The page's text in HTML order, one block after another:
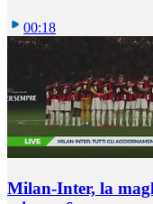
00:18
Milan-Inter, la